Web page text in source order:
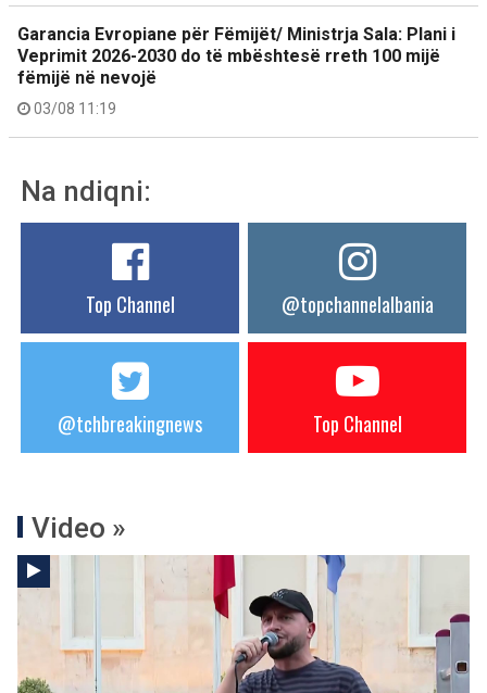
Garancia Evropiane për Fëmijët/ Ministrja Sala: Plani i
Veprimit 2026-2030 do të mbështesë rreth 100 mijë
fëmijë në nevojë
03/08 11:19
Na ndiqni:
Top Channel @topchannelalbania
@tchbreakingnews Top Channel
Video »